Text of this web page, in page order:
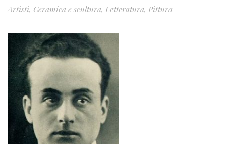
Artisti, Ceramica e scultura, Letteratura, Pittura